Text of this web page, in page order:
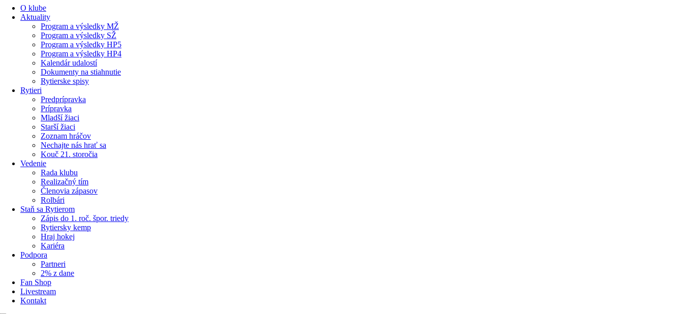
O klube
Aktuality
Program a výsledky MŽ
Program a výsledky SŽ
Program a výsledky HP5
Program a výsledky HP4
Kalendár udalostí
Dokumenty na stiahnutie
Rytierske spisy
Rytieri
Predprípravka
Prípravka
Mladší žiaci
Starší žiaci
Zoznam hráčov
Nechajte nás hrať sa
Kouč 21. storočia
Vedenie
Rada klubu
Realizačný tím
Členovia zápasov
Rolbári
Staň sa Rytierom
Zápis do 1. roč. špor. triedy
Rytiersky kemp
Hraj hokej
Kariéra
Podpora
Partneri
2% z dane
Fan Shop
Livestream
Kontakt